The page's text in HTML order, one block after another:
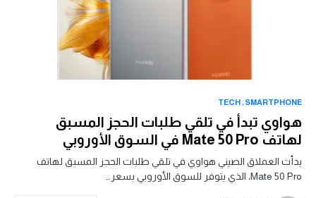
SMARTPHONE
TECH
هواوي تبدأ في تلقي طلبات الحجز المسبق
لهاتف Mate 50 Pro في السوق الأوروبي
بدأت العملاق الصيني هواوي في تلقي طلبات الحجز المسبق لهاتف
Mate 50 Pro، الذي يتوفر للسوق الأوروبي بسعر…